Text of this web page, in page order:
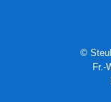
©
Fr.-